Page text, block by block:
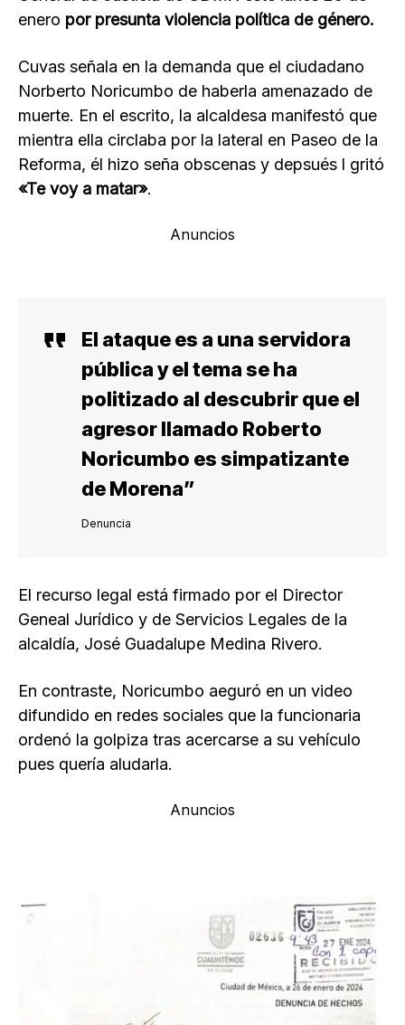
enero por presunta violencia política de género.
Cuvas señala en la demanda que el ciudadano
Norberto Noricumbo de haberla amenazado de
muerte. En el escrito, la alcaldesa manifestó que
mientra ella circlaba por la lateral en Paseo de la
Reforma, él hizo seña obscenas y depsués l gritó
«Te voy a matar».
Anuncios
El ataque es a una servidora
pública y el tema se ha
politizado al descubrir que el
agresor llamado Roberto
Noricumbo es simpatizante
de Morena”
Denuncia
El recurso legal está firmado por el Director
Geneal Jurídico y de Servicios Legales de la
alcaldía, José Guadalupe Medina Rivero.
En contraste, Noricumbo aeguró en un video
difundido en redes sociales que la funcionaria
ordenó la golpiza tras acercarse a su vehículo
pues quería aludarla.
Anuncios